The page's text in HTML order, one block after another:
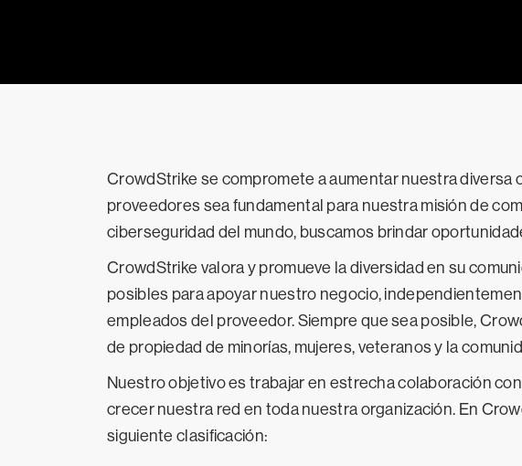
CrowdStrike se compromete a aumentar nuestra diversa
proveedores sea fundamental para nuestra misión de
ciberseguridad del mundo, buscamos brindar
CrowdStrike valora y promueve la diversidad en su
posibles para apoyar nuestro negocio,
empleados del proveedor. Siempre que sea posible,
de propiedad de minorías, mujeres, veteranos y la
Nuestro objetivo es trabajar en estrecha colaboración
crecer nuestra red en toda nuestra organización. En
siguiente clasificación: